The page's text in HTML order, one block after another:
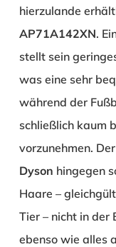
hierzulande
AP71A142XN.
stellt sein
was eine sehr
während der
schließlich kaum
vorzunehmen. Der
Dyson hingegen
Haare –
Tier – nicht in der
ebenso wie alles